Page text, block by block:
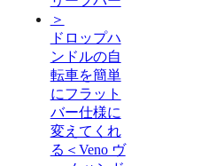
ドロップハ
ンドルの自
転車を簡単
にフラット
バー仕様に
変えてくれ
る＜Veno ヴ